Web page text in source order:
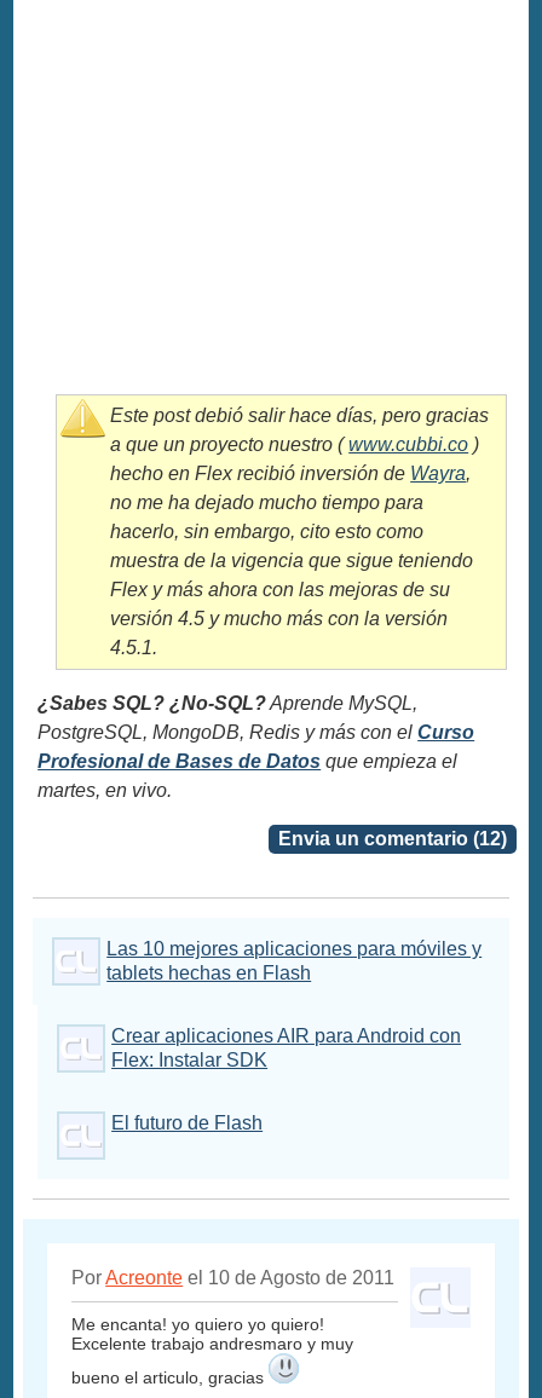
Este post debió salir hace días, pero gracias
a que un proyecto nuestro (www.cubbi.co )
hecho en Flex recibió inversión de Wayra,
no me ha dejado mucho tiempo para
hacerlo, sin embargo, cito esto como
muestra de la vigencia que sigue teniendo
Flex y más ahora con las mejoras de su
versión 4.5 y mucho más con la versión
4.5.1.
¿Sabes SQL? ¿No-SQL?Aprende MySQL,
PostgreSQL, MongoDB, Redis y más con elCurso
Profesional de Bases de Datos que empieza el
martes, en vivo.
Envia un comentario (12)
Las 10 mejores aplicaciones para móviles y
tablets hechas en Flash
Crear aplicaciones AIR para Android con
Flex: Instalar SDK
El futuro de Flash
PorAcreonte el 10 de Agosto de 2011
Me encanta! yo quiero yo quiero!
Excelente trabajo andresmaro y muy
bueno el articulo, gracias